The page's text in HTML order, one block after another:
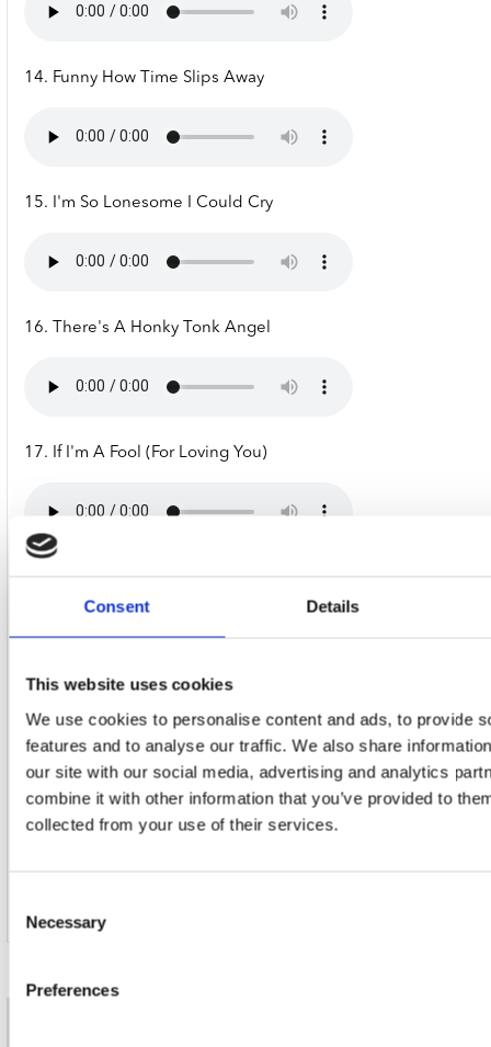
Consent Details
This website uses cookies
We use cookies to personalise content and ads, to provide
features and to analyse our traffic. We also share
our site with our social media, advertising and analytics
combine it with other information that you’ve provided to
collected from your use of their services.
Selection
Necessary
Preferences
14. Funny How Time Slips Away
15. I'm So Lonesome I Could Cry
16. There's A Honky Tonk Angel
17. If I'm A Fool (For Loving You)
20. I Can't Stop Loving You